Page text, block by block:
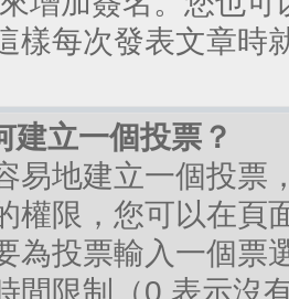
樣每次發表文章時
建立一個投票？
易地建立一個投票
權限，您可以在頁
為投票輸入一個票
間限制（0 表示沒